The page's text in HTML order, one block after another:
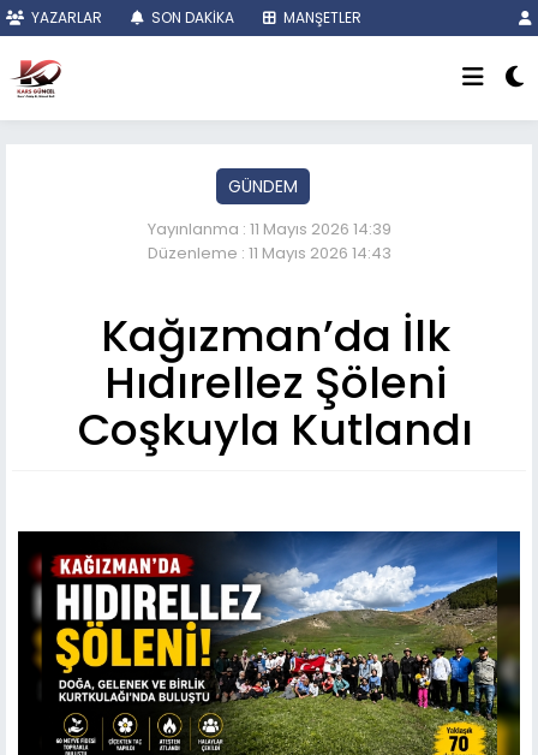
YAZARLAR SON DAKİKA MANŞETLER
GÜNDEM
Yayınlanma : 11 Mayıs 2026 14:39
Düzenleme : 11 Mayıs 2026 14:43
Kağızman’da İlk
Hıdırellez Şöleni
Coşkuyla Kutlandı